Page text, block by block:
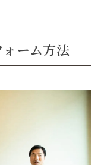
ーム方法